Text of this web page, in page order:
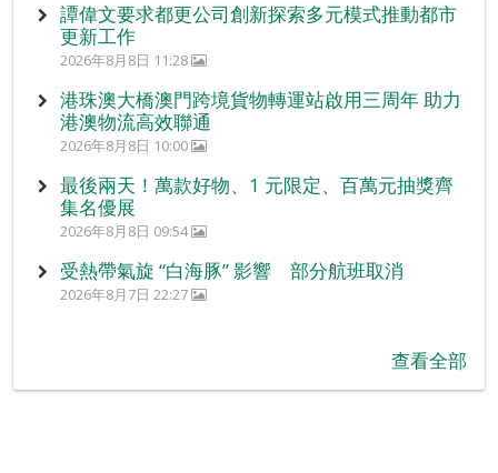
譚偉文要求都更公司創新探索多元模式推動都市
更新工作
2026年8月8日 11:28
港珠澳大橋澳門跨境貨物轉運站啟用三周年 助力
港澳物流高效聯通
2026年8月8日 10:00
最後兩天！萬款好物、1 元限定、百萬元抽獎齊
集名優展
2026年8月8日 09:54
受熱帶氣旋 “白海豚” 影響 部分航班取消
2026年8月7日 22:27
查看全部